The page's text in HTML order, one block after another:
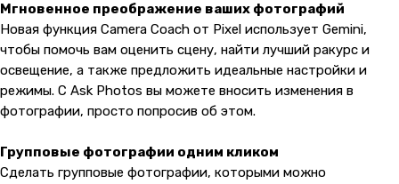
Мгновенное преображение ваших фотографий
Новая функция Camera Coach от Pixel использует Gemini,
чтобы помочь вам оценить сцену, найти лучший ракурс и
освещение, а также предложить идеальные настройки и
режимы. С Ask Photos вы можете вносить изменения в
фотографии, просто попросив об этом.
Групповые фотографии одним кликом
Сделать групповые фотографии, которыми можно